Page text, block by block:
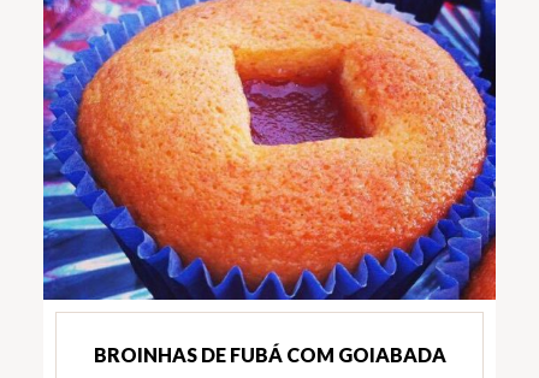
BROINHAS DE FUBÁ COM GOIABADA